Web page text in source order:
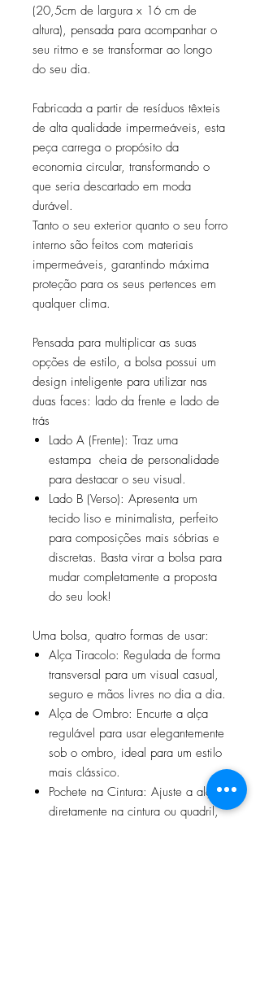
(20,5cm de largura x 16 cm de
altura), pensada para acompanhar o
seu ritmo e se transformar ao longo
do seu dia.
Fabricada a partir de resíduos têxteis
de alta qualidade impermeáveis, esta
peça carrega o propósito da
economia circular, transformando o
que seria descartado em moda
durável.
Tanto o seu exterior quanto o seu forro
interno são feitos com materiais
impermeáveis, garantindo máxima
proteção para os seus pertences em
qualquer clima.
Pensada para multiplicar as suas
opções de estilo, a bolsa possui um
design inteligente para utilizar nas
duas faces: lado da frente e lado de
trás
Lado A (Frente): Traz uma
estampa cheia de personalidade
para destacar o seu visual.
Lado B (Verso): Apresenta um
tecido liso e minimalista, perfeito
para composições mais sóbrias e
discretas. Basta virar a bolsa para
mudar completamente a proposta
do seu look!
Uma bolsa, quatro formas de usar:
Alça Tiracolo: Regulada de forma
transversal para um visual casual,
seguro e mãos livres no dia a dia.
Alça de Ombro: Encurte a alça
regulável para usar elegantemente
sob o ombro, ideal para um estilo
mais clássico.
Pochete na Cintura: Ajuste a alça
diretamente na cintura ou quadril,